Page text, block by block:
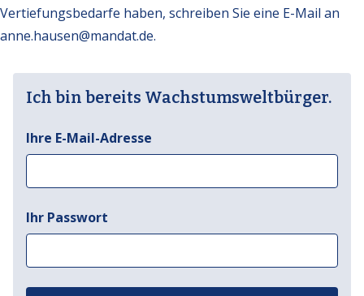
Vertiefungsbedarfe haben, schreiben Sie eine E-Mail an
anne.hausen@mandat.de.
Ich bin bereits Wachstumsweltbürger.
Ihre E-Mail-Adresse
Ihr Passwort